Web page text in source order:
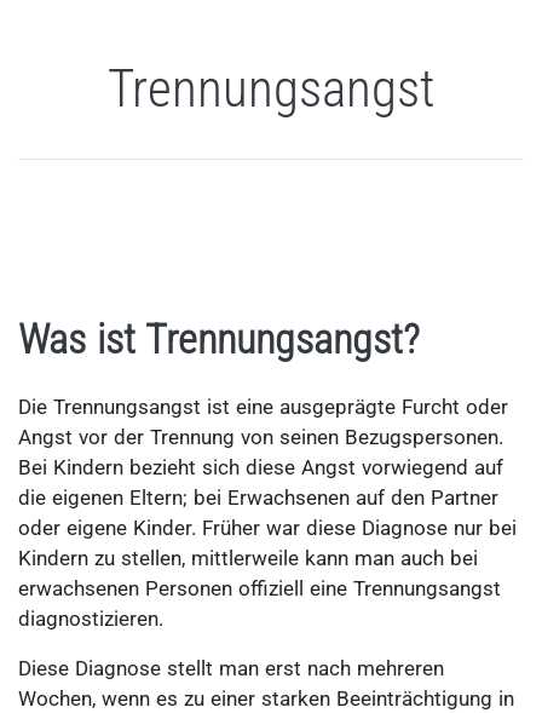
Trennungsangst
Was ist Trennungsangst?
Die Trennungsangst ist eine ausgeprägte Furcht oder
Angst vor der Trennung von seinen Bezugspersonen.
Bei Kindern bezieht sich diese Angst vorwiegend auf
die eigenen Eltern; bei Erwachsenen auf den Partner
oder eigene Kinder. Früher war diese Diagnose nur bei
Kindern zu stellen, mittlerweile kann man auch bei
erwachsenen Personen offiziell eine Trennungsangst
diagnostizieren.
Diese Diagnose stellt man erst nach mehreren
Wochen, wenn es zu einer starken Beeinträchtigung in